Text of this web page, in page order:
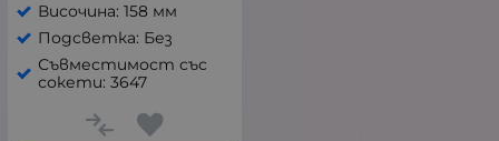
Височина: 158 мм
Подсветка: Без
Съвместимост със
сокети: 3647